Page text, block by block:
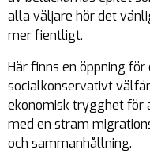
alla väljare hör det
mer fientligt.
Här finns en öppning
socialkonservativt
ekonomisk trygghet för
med en stram
och sammanhållning.